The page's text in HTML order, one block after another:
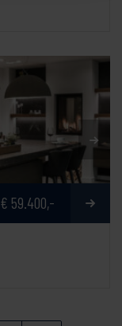
€ 59.400,-